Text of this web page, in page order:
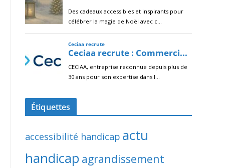
Étiquettes
accessibilité handicap actu
handicap agrandissement